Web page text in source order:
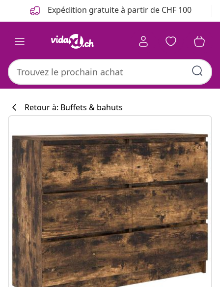
Précédent Expédition gratuite à partir de CHF 100
Retour à: Buffets & bahuts